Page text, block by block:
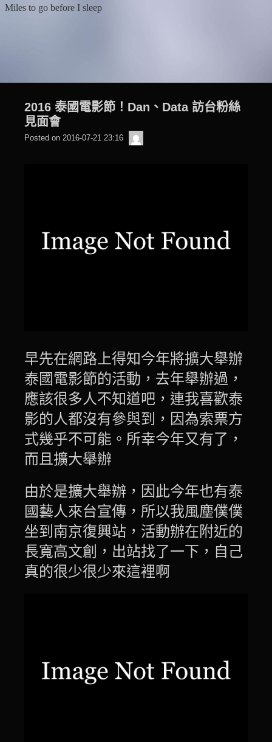
Miles to go before I sleep
2016 泰國電影節！Dan、Data 訪台粉絲
見面會
Posted on 2016-07-21 23:16
早先在網路上得知今年將擴大舉辦
泰國電影節的活動，去年舉辦過，
應該很多人不知道吧，連我喜歡泰
影的人都沒有參與到，因為索票方
式幾乎不可能。所幸今年又有了，
而且擴大舉辦
由於是擴大舉辦，因此今年也有泰
國藝人來台宣傳，所以我風塵僕僕
坐到南京復興站，活動辦在附近的
長寬高文創，出站找了一下，自己
真的很少很少來這裡啊